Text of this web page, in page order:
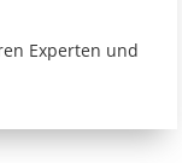
Experten und